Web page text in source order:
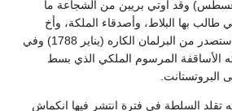
خفضاً كهذا (11 أغسطس) وقد أوتي بريين من الشجاعة ما
بها البلاط، وأصدقاء الملكة، وأخ
الملك. ومما يشرفه أنه استصدر من البرلمان الكاره (يناير 1788) وفي
الأساقفة المرسوم الملكي الذي بسط
البروتستانت.
تقلد السلطة في فترة انتشر فيها انكماش